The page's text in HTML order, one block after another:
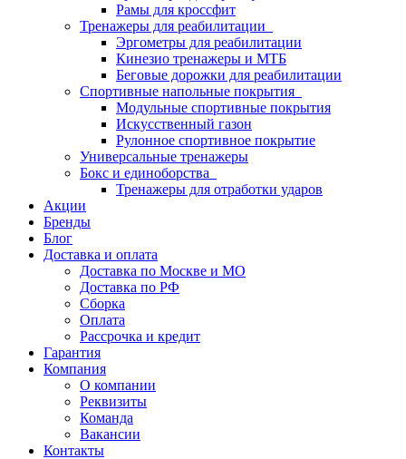
Рамы для кроссфит
Тренажеры для реабилитации
Эргометры для реабилитации
Кинезио тренажеры и МТБ
Беговые дорожки для реабилитации
Спортивные напольные покрытия
Модульные спортивные покрытия
Искусственный газон
Рулонное спортивное покрытие
Универсальные тренажеры
Бокс и единоборства
Тренажеры для отработки ударов
Акции
Бренды
Блог
Доставка и оплата
Доставка по Москве и МО
Доставка по РФ
Сборка
Оплата
Рассрочка и кредит
Гарантия
Компания
О компании
Реквизиты
Команда
Вакансии
Контакты